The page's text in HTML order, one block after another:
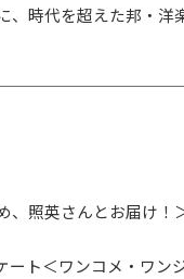
、時代を超えた邦・洋
、照英さんとお届け！
ート＜ワンコメ・ワン